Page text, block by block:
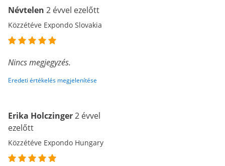
Névtelen 2 évvel ezelőtt
Közzétéve Expondo Slovakia
Nincs megjegyzés.
Eredeti értékelés megjelenítése
Erika Holczinger2 évvel
ezelőtt
Közzétéve Expondo Hungary